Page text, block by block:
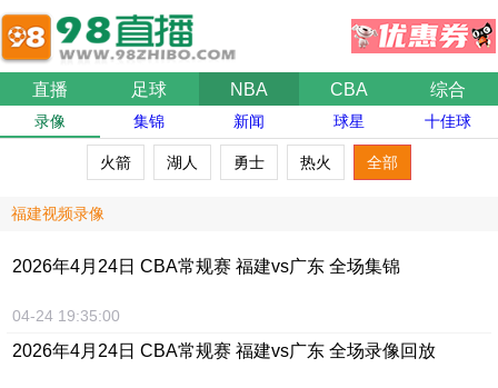
直播 足球 NBA CBA 综合
录像 集锦 新闻 球星 十佳球
火箭 湖人 勇士 热火 全部
福建视频录像
2026年4月24日 CBA常规赛 福建vs广东 全场集锦
04-24 19:35:00
2026年4月24日 CBA常规赛 福建vs广东 全场录像回放